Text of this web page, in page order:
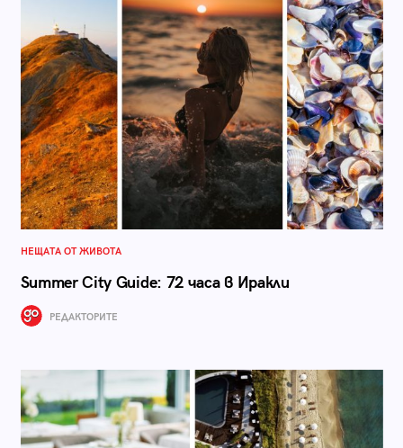
НЕЩАТА ОТ ЖИВОТА
Summer City Guide: 72 часа в Иракли
РЕДАКТОРИТЕ